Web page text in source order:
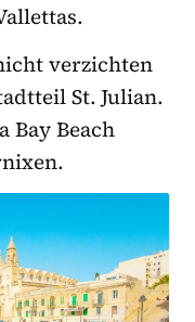
verzichten
St. Julian.
Bay Beach